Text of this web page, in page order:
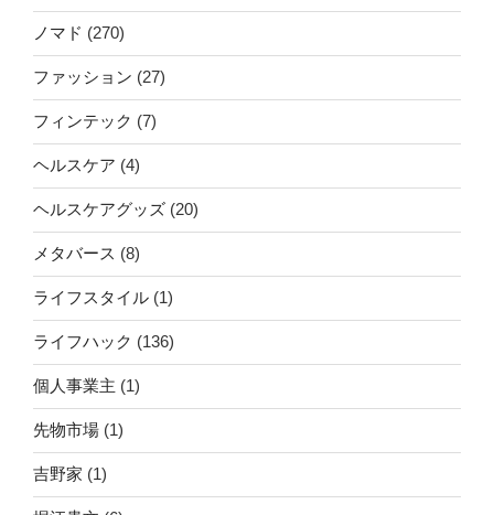
ノマド (270)
ファッション (27)
フィンテック (7)
ヘルスケア (4)
ヘルスケアグッズ (20)
メタバース (8)
ライフスタイル (1)
ライフハック (136)
個人事業主 (1)
先物市場 (1)
吉野家 (1)